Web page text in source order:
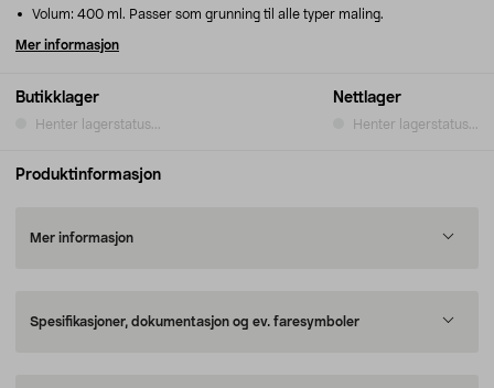
Butikklager
Henter lagerstatus...
Nettlager
Henter lagerstatus...
Volum: 400 ml. Passer som grunning til alle typer maling.
Mer informasjon
Produktinformasjon
Mer informasjon
Spesifikasjoner, dokumentasjon og ev. faresymboler